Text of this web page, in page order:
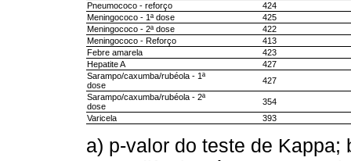
Pneumococo - reforço
424
Meningococo - 1ª dose
425
Meningococo - 2ª dose
422
Meningococo - Reforço
413
Febre amarela
423
Hepatite A
427
Sarampo/caxumba/rubéola - 1ª
dose
427
Sarampo/caxumba/rubéola - 2ª
dose
354
Varicela
393
a) p-valor do teste de Kappa;